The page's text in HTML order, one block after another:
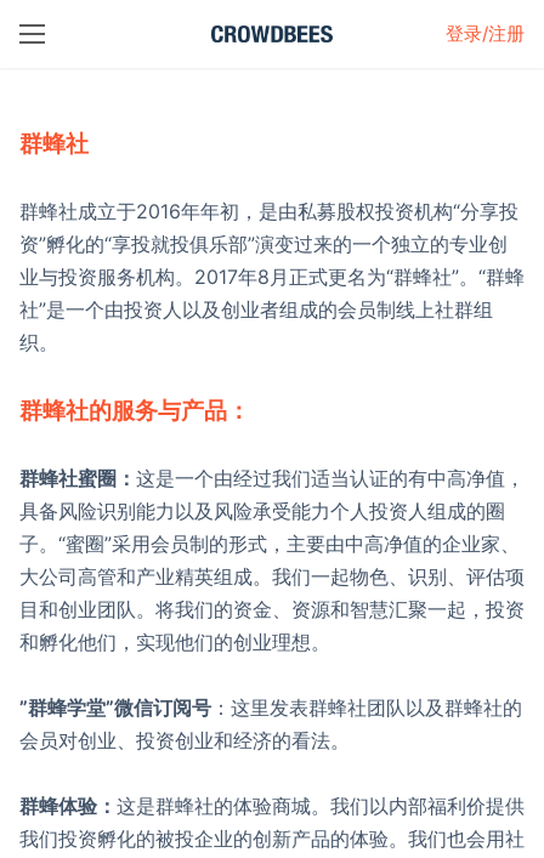
登录/注册
群蜂社
群蜂社成立于2016年年初，是由私募股权投资机构“分享投
资”孵化的“享投就投俱乐部”演变过来的一个独立的专业创
业与投资服务机构。2017年8月正式更名为“群蜂社”。“群蜂
社”是一个由投资人以及创业者组成的会员制线上社群组
织。
群蜂社的服务与产品：
群蜂社蜜圈： 这是一个由经过我们适当认证的有中高净值，
具备风险识别能力以及风险承受能力个人投资人组成的圈
子。“蜜圈”采用会员制的形式，主要由中高净值的企业家、
大公司高管和产业精英组成。我们一起物色、识别、评估项
目和创业团队。将我们的资金、资源和智慧汇聚一起，投资
和孵化他们，实现他们的创业理想。
”群蜂学堂”微信订阅号 ：这里发表群蜂社团队以及群蜂社的
会员对创业、投资创业和经济的看法。
群蜂体验： 这是群蜂社的体验商城。我们以内部福利价提供
我们投资孵化的被投企业的创新产品的体验。我们也会用社